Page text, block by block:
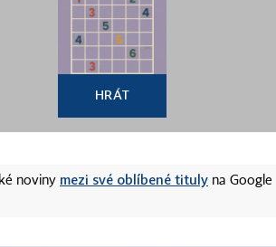
HRÁT
noviny mezi své oblíbené tituly na Google